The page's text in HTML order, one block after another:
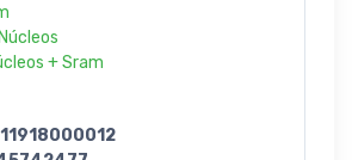
Núcleos
+ Sram